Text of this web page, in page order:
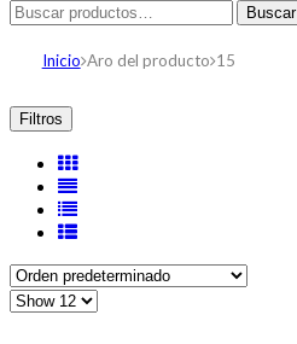
Buscar
por:
Buscar
Inicio Aro del producto 15
Filtros